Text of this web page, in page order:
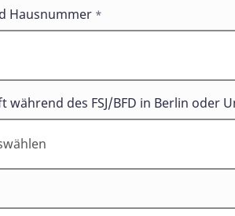
Hausnummer *
während des FSJ/BFD in Berlin oder